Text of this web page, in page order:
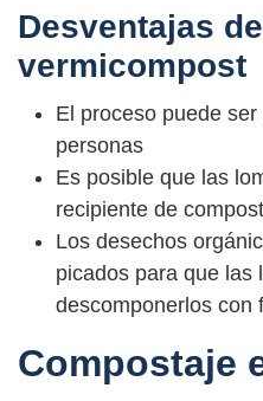
Desventajas
vermicompost
El proceso puede
personas
Es posible que las
recipiente de
Los desechos
picados para que las
descomponerlos con
Compostaje